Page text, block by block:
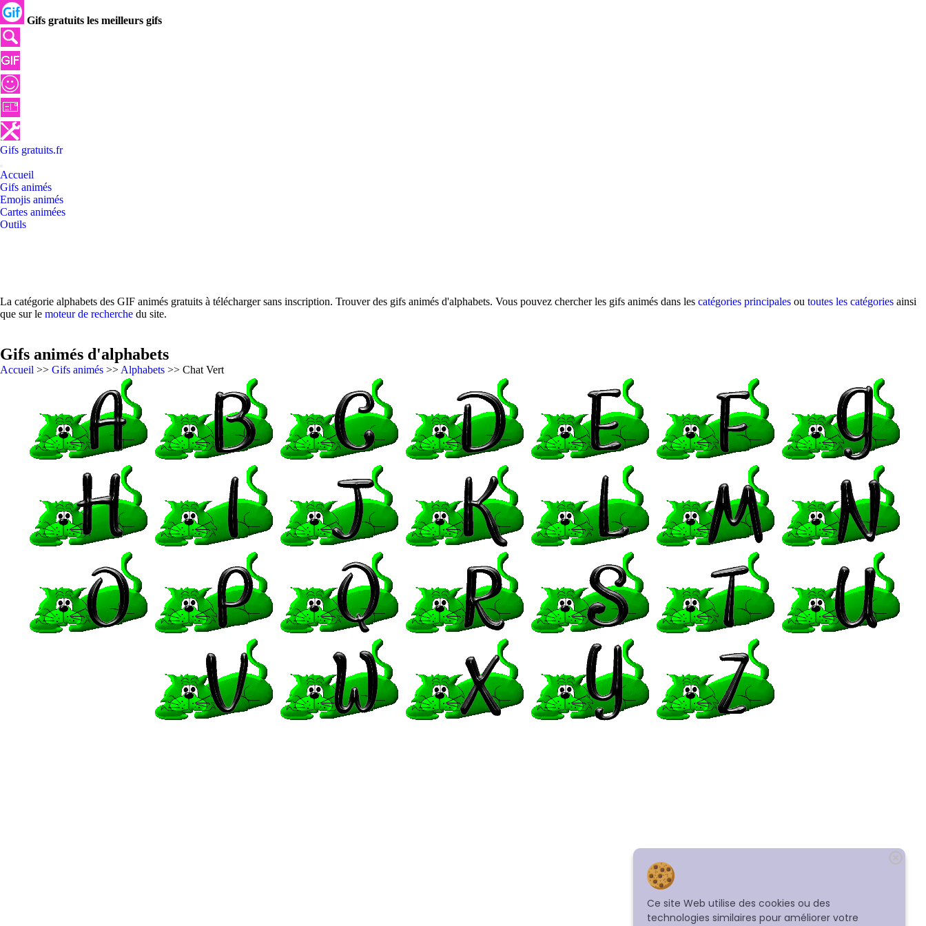
Gifs gratuits les meilleurs gifs
Gifs gratuits.fr
Accueil
Gifs animés
Emojis animés
Cartes animées
Outils
La catégorie alphabets des GIF animés gratuits à télécharger sans inscription. Trouver des gifs animés d'alphabets. Vous pouvez chercher les gifs animés dans les catégories principales ou toutes les catégories ainsi
que sur le moteur de recherche du site.
Gifs animés d'alphabets
Accueil >> Gifs animés >> Alphabets >> Chat Vert
Ce site Web utilise des cookies ou des
technologies similaires pour améliorer votre